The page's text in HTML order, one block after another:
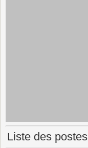
Liste des postes